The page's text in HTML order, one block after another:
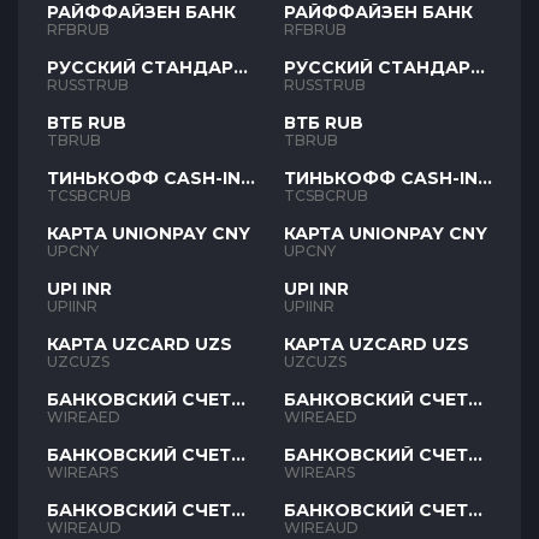
РАЙФФАЙЗЕН БАНК
RFBRUB
РУССКИЙ СТАНДАРТ
RUB
RUSSTRUB
ВТБ RUB
TBRUB
ТИНЬКОФФ CASH-IN
RUB
TCSBCRUB
КАРТА UNIONPAY CNY
UPCNY
UPI INR
UPIINR
КАРТА UZCARD UZS
UZCUZS
БАНКОВСКИЙ СЧЕТ
AED
WIREAED
БАНКОВСКИЙ СЧЕТ
ARS
WIREARS
БАНКОВСКИЙ СЧЕТ
AUD
WIREAUD
РАЙФФАЙЗЕН БАНК
RFBRUB
РУССКИЙ СТАНДАРТ
RUB
RUSSTRUB
ВТБ RUB
TBRUB
ТИНЬКОФФ CASH-IN
RUB
TCSBCRUB
КАРТА UNIONPAY CNY
UPCNY
UPI INR
UPIINR
КАРТА UZCARD UZS
UZCUZS
БАНКОВСКИЙ СЧЕТ
AED
WIREAED
БАНКОВСКИЙ СЧЕТ
ARS
WIREARS
БАНКОВСКИЙ СЧЕТ
AUD
WIREAUD